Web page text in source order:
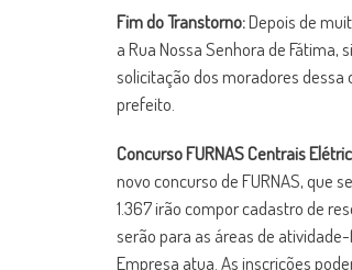
Fim do Transtorno:Depois de
a Rua Nossa Senhora de
solicitação dos moradores dessa
prefeito.
Concurso FURNAS Centrais
novo concurso de FURNAS, que
1.367 irão compor cadastro de
serão para as áreas de
Empresa atua. As inscrições